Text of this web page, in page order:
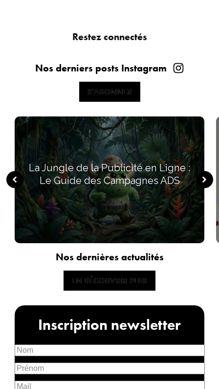
Restez connectés
Nos derniers posts Instagram
S'ABONNER
S'ABONNER
La Jungle de la Publicité en Ligne :
Le Guide des Campagnes ADS
Nos dernières actualités
EN DÉCOUVRIR PLUS
EN DÉCOUVRIR PLUS
Inscription newsletter